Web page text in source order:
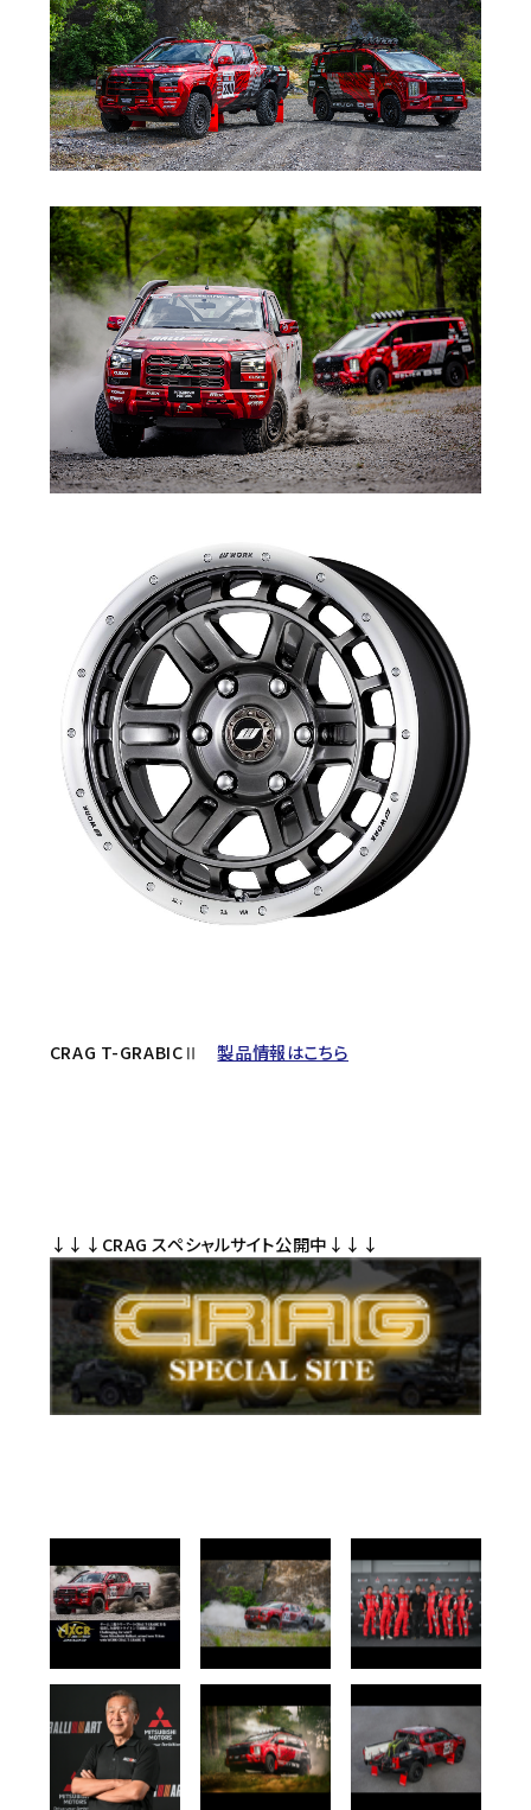
CRAG T-GRABICⅡ製品情報はこちら
↓↓↓CRAG スペシャルサイト公開中↓↓↓